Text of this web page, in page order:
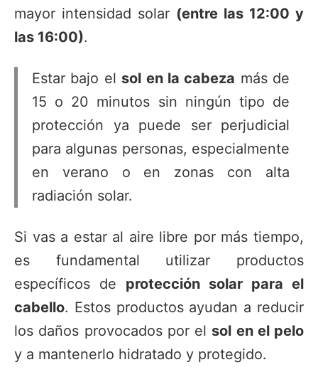
mayor intensidad solar (entre las 12:00 y
las 16:00).
Estar bajo el sol en la cabeza más de
15 o 20 minutos sin ningún tipo de
protección ya puede ser perjudicial
para algunas personas, especialmente
en verano o en zonas con alta
radiación solar.
Si vas a estar al aire libre por más tiempo,
es fundamental utilizar productos
específicos de protección solar para el
cabello. Estos productos ayudan a reducir
los daños provocados por el sol en el pelo
y a mantenerlo hidratado y protegido.